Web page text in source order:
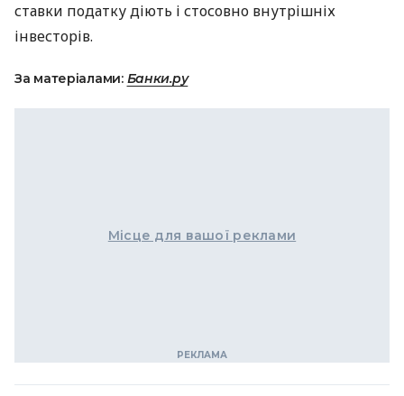
ставки податку діють і стосовно внутрішніх
інвесторів.
За матеріалами: Банки.ру
Місце для вашої реклами